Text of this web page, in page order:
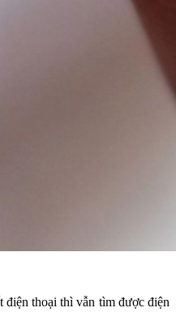
điện thoại thì vẫn tìm được điện